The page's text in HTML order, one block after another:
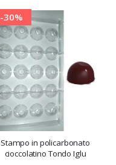
-30%
Stampo in policarbonato
cioccolatino Tondo Iglu